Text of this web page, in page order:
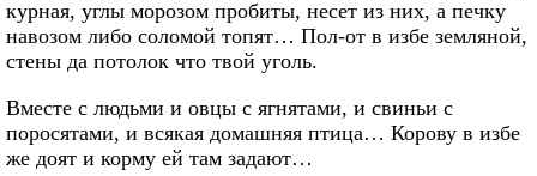
курная, углы морозом пробиты, несет из них, а печку
навозом либо соломой топят… Пол-от в избе земляной,
стены да потолок что твой уголь.
Вместе с людьми и овцы с ягнятами, и свиньи с
поросятами, и всякая домашняя птица… Корову в избе
же доят и корму ей там задают…